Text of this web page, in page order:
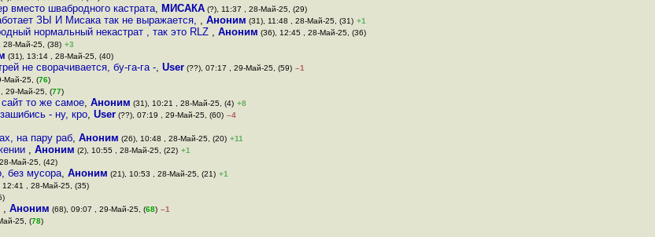
вместо швабродного кастрата, МИСАКА (?), 11:37 , 28-Май-25, (29)
ЗЫ И Мисака так не выражается, , Аноним (31), 11:48 , 28-Май-25, (31) +1
нормальный некастрат , так это RLZ , Аноним (36), 12:45 , 28-Май-25, (36)
28-Май-25, (38) +3
(31), 13:14 , 28-Май-25, (40)
не сворачивается, бу-га-га -, User (??), 07:17 , 29-Май-25, (59) –1
Май-25, (76)
29-Май-25, (77)
то же самое, Аноним (31), 10:21 , 28-Май-25, (4) +8
- ну, кро, User (??), 07:19 , 29-Май-25, (60) –4
на пару раб, Аноним (26), 10:48 , 28-Май-25, (20) +11
, Аноним (2), 10:55 , 28-Май-25, (22) +1
Май-25, (42)
без мусора, Аноним (21), 10:53 , 28-Май-25, (21) +1
12:41 , 28-Май-25, (35)
, Аноним (68), 09:07 , 29-Май-25, (68) –1
25, (78)